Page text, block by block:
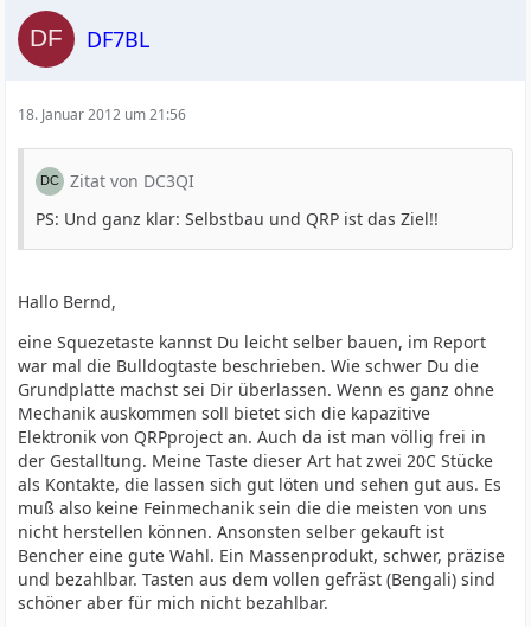
DF7BL
18. Januar 2012 um 21:56
Zitat von DC3QI
PS: Und ganz klar: Selbstbau und QRP ist das Ziel!!
Hallo Bernd,
eine Squezetaste kannst Du leicht selber bauen, im Report
war mal die Bulldogtaste beschrieben. Wie schwer Du die
Grundplatte machst sei Dir überlassen. Wenn es ganz ohne
Mechanik auskommen soll bietet sich die kapazitive
Elektronik von QRPproject an. Auch da ist man völlig frei in
der Gestalltung. Meine Taste dieser Art hat zwei 20C Stücke
als Kontakte, die lassen sich gut löten und sehen gut aus. Es
muß also keine Feinmechanik sein die die meisten von uns
nicht herstellen können. Ansonsten selber gekauft ist
Bencher eine gute Wahl. Ein Massenprodukt, schwer, präzise
und bezahlbar. Tasten aus dem vollen gefräst (Bengali) sind
schöner aber für mich nicht bezahlbar.